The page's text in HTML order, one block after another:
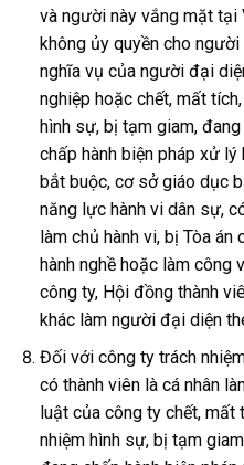
và người này vắng mặt tại
không ủy quyền cho
nghĩa vụ của người đại
nghiệp hoặc chết, mất
hình sự, bị tạm giam,
chấp hành biện pháp xử
bắt buộc, cơ sở giáo dục
năng lực hành vi dân sự,
làm chủ hành vi, bị Tòa
hành nghề hoặc làm công
công ty, Hội đồng thành
khác làm người đại diện
Đối với công ty trách
có thành viên là cá nhân
luật của công ty chết,
nhiệm hình sự, bị tạm